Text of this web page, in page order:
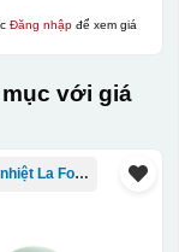
Đăng nhậpđể xem giá
với giá
Bình giữ nhiệt La Fonte